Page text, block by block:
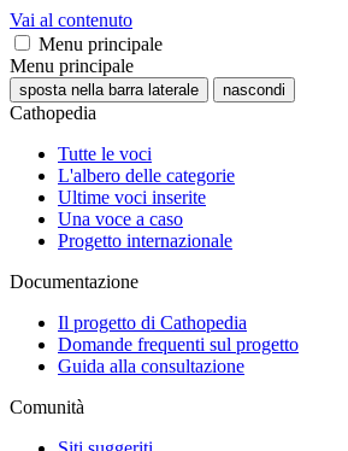
Vai al contenuto
Menu principale
Menu principale
sposta nella barra laterale nascondi
Cathopedia
Tutte le voci
L'albero delle categorie
Ultime voci inserite
Una voce a caso
Progetto internazionale
Documentazione
Il progetto di Cathopedia
Domande frequenti sul progetto
Guida alla consultazione
Comunità